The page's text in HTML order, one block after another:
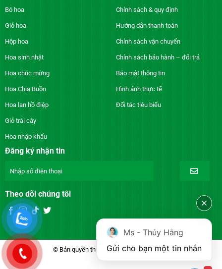
Bó hoa
Giỏ hoa
Hộp hoa
Hoa sinh nhật
Hoa chúc mừng
Hoa Chia Buồn
Hoa lan hồ điệp
Giỏ trái cây
Hoa nhập khẩu
Chính sách & quy định
Hướng dẫn thanh toán
Chính sách vận chuyển
Chính sách bảo hành – đổi trả
Bảo mật thông tin
Hình ảnh thực tế
Đối tác tiêu biểu
Đăng ký nhận tin
Theo dõi chúng tôi
© Bản quyền thuộc về DienhoaXANH.com
Ms - Thúy Hằng
Gửi cho bạn một tin nhắn